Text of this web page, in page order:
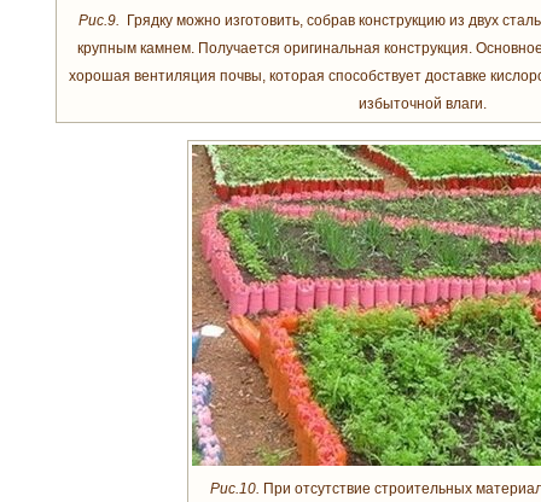
Рис.9. Грядку можно изготовить, собрав конструкцию из двух
крупным камнем. Получается оригинальная конструкция.
хорошая вентиляция почвы, которая способствует доставке
избыточной влаги.
Рис.10. При отсутствие строительных